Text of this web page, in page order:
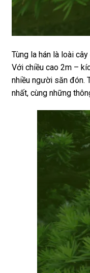
Tùng la hán là loài
Với chiều cao 2m –
nhiều người săn đón.
nhất, cùng những